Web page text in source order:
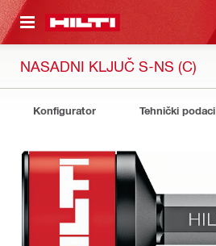
GLAVNI SADRŽAJ
NASADNI KLJUČ S-NS (C)
Konfigurator Tehnički podaci